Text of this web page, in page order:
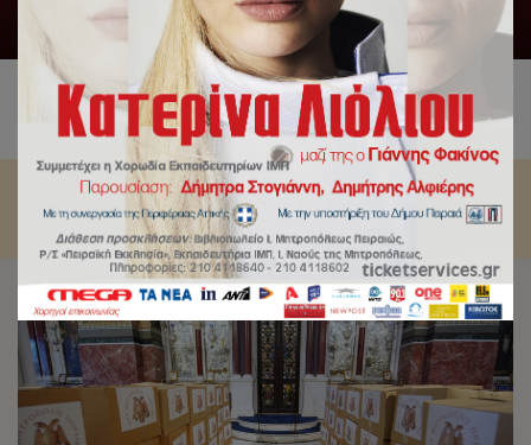
Αρχική Slideshow,Δελτία Τύπου / 5000 Δέματα Αγάπης
μοίρασε ο Σεβασμιώτατος Μητροπολίτης Πειραιώς κ.
Σεραφείμ.